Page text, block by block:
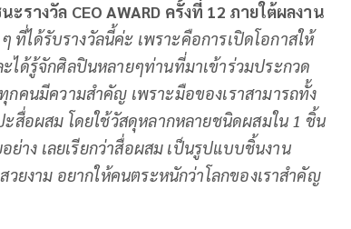
ะรางวัล CEO AWARD ครั้งที่ 12 ภายใต้ผลงาน
ที่ได้รับรางวัลนี้ค่ะ เพราะคือการเปิดโอกาสให้
ได้รู้จักศิลปินหลายๆท่านที่มาเข้าร่วมประกวด
คนมีความสำคัญ เพราะมือของเราสามารถทั้ง
ะสื่อผสม โดยใช้วัสดุหลากหลายชนิดผสมใน 1 ชิ้น
ย่าง เลยเรียกว่าสื่อผสม เป็นรูปแบบชิ้นงาน
ยงาม อยากให้คนตระหนักว่าโลกของเราสำคัญ